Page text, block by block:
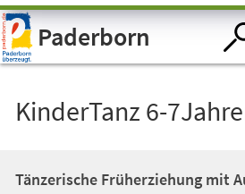
Visuelle
Assistenzsoftware
öffnen.Paderborn
KinderTanz 6-
Tänzerische Früherziehung mit